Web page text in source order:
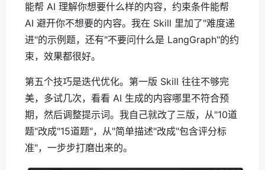
能帮 AI 理解你想要什么样的内容，约束条件能帮
AI 避开你不想要的内容。我在 Skill 里加了"难度递
进"的示例题，还有"不要问什么是 LangGraph"的约
束，效果都很好。
第五个技巧是迭代优化。第一版 Skill 往往不够完
美，多试几次，看看 AI 生成的内容哪里不符合预
期，然后调整提示词。我自己就改了三版，从"10道
题"改成"15道题"，从"简单描述"改成"包含评分标
准"，一步步打磨出来的。